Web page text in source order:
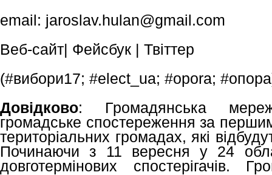
email: jaroslav.hulan@gmail.com
Веб-сайт| Фейсбук | Твіттер
(#вибори17; #elect_ua; #opora;
Довідково: Громадянська
громадське спостереження за
територіальних громадах, які
Починаючи з 11 вересня у 24
довготермінових спостерігачів.